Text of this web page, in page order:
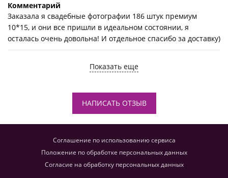
Комментарий
Заказала я свадебные фотографии 186 штук премиум
10*15, и они все пришли в идеальном состоянии, я
осталась очень довольна! И отдельное спасибо за доставку)
Показать еще
НАПИСАТЬ ОТЗЫВ
Соглашение по использованию сервиса
Положение по обработке персональных данных
Согласие на обработку персональных данных